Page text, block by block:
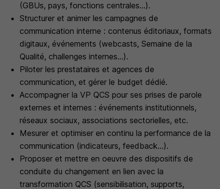
(GBUs, pays, fonctions centrales...).
Structurer et animer les campagnes de
communication interne : contenus éditoriaux, formats
digitaux, événements (webcasts, Semaine de la
Qualité, challenges internes...).
Piloter les prestataires et agences de
communication, et gérer le budget dédié.
Accompagner la VP QCS pour ses prises de parole
externes et internes : événements institutionnels,
réseaux sociaux, associations sectorielles, etc.
Mesurer et optimiser en continu la performance de la
communication (indicateurs, feedback...).
Proposer et mettre en oeuvre des dispositifs de
conduite du changement en lien avec la
transformation QCS (sensibilisation, supports,